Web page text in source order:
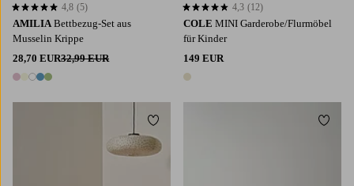
AMILIA Bettbezug-Set aus
Musselin Krippe
28,70 EUR32,99 EUR
5 Farben
4,8 basierend auf 5 Bewertungen
4,8 (5)
COLE MINI Garderobe/Flurmöbel
für Kinder
149 EUR
1 Farbe
4,3 basierend auf 12 Bewertungen
4,3 (12)
Zu Favoriten hinzufügen Zu